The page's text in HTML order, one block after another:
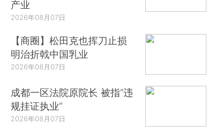
产业
2026年08月07日
【商圈】松田克也挥刀止损
明治折戟中国乳业
2026年08月07日
成都一区法院原院长 被指“违
规挂证执业”
2026年08月07日